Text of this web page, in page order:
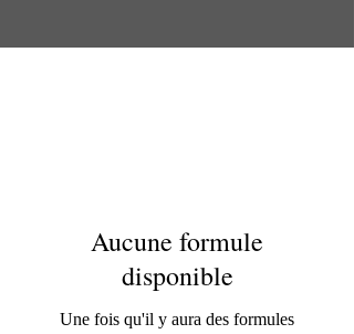
Aucune formule
disponible
Une fois qu'il y aura des formules